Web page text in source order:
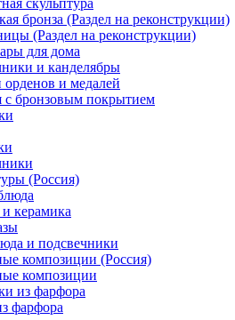
скульптура
бронза (Раздел на реконструкции)
(Раздел на реконструкции)
для дома
и канделябры
и медалей
с бронзовым покрытием
(Россия)
керамика
и подсвечники
композиции (Россия)
композиции
из фарфора
фарфора